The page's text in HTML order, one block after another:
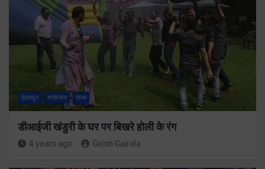
देहरादून मनोरंजन राज्य
डीआईजी खंडुरी के घर पर बिखरे होली के रंग
4 years ago Girish Gairola